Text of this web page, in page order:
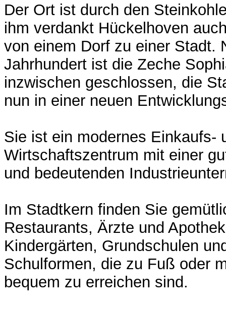
Der Ort ist durch den
ihm verdankt Hückelhoven
von einem Dorf zu einer Stadt.
Jahrhundert ist die Zeche
inzwischen geschlossen, die
nun in einer neuen
Sie ist ein modernes Einkaufs-
Wirtschaftszentrum mit einer
und bedeutenden
Im Stadtkern finden Sie
Restaurants, Ärzte und
Kindergärten, Grundschulen
Schulformen, die zu Fuß oder
bequem zu erreichen sind.